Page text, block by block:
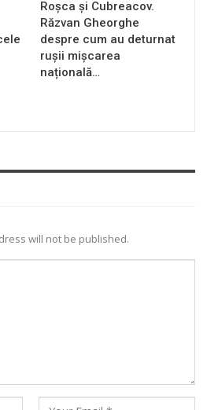
Roșca și Cubreacov.
Răzvan Gheorghe
despre cum au deturnat
rușii mișcarea
națională…
will not be published.